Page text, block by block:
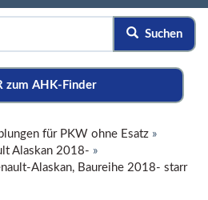
Suchen
AHK-Finder
für PKW ohne Esatz »
Alaskan 2018- »
Alaskan, Baureihe 2018- starr